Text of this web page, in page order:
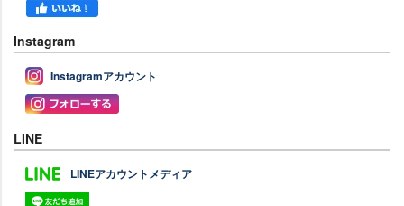
Instagram
Instagramアカウント
LINE
LINEアカウントメディア